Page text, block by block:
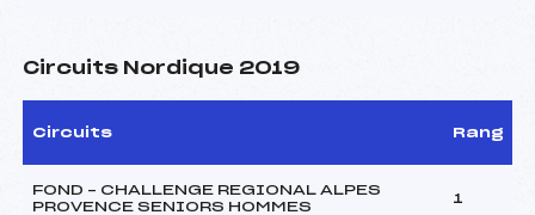
Circuits Nordique 2019
Circuits Rang
FOND – CHALLENGE REGIONAL ALPES
PROVENCE SENIORS HOMMES
1